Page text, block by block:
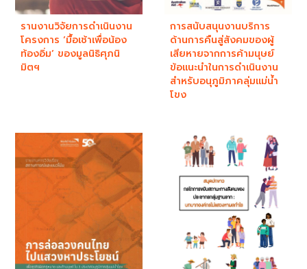
รานงานวิจัยการดำเนินงาน
โครงการ ‘มื้อเช้าเพื่อน้อง
ท้องอิ่ม’ ของมูลนิธิศุภนิ
มิตฯ
การสนับสนุนงานบริการ
ด้านการคืนสู่สังคมของผู้
เสียหายจากการค้ามนุษย์
ข้อแนะนำในการดำเนินงาน
สำหรับอนุภูมิภาคลุ่มแม่น้ำ
โขง ​